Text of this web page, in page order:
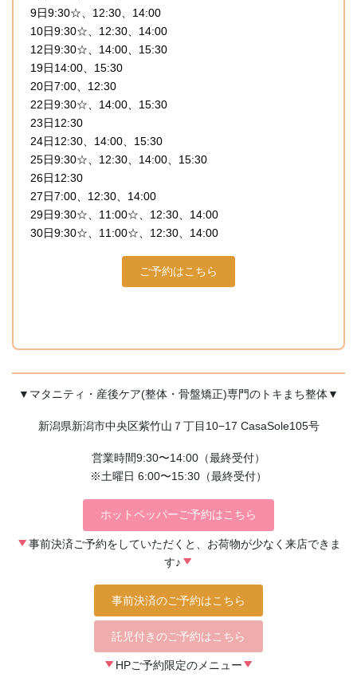
9日9:30☆、12:30、14:00
10日9:30☆、12:30、14:00
12日9:30☆、14:00、15:30
19日14:00、15:30
20日7:00、12:30
22日9:30☆、14:00、15:30
23日12:30
24日12:30、14:00、15:30
25日9:30☆、12:30、14:00、15:30
26日12:30
27日7:00、12:30、14:00
29日9:30☆、11:00☆、12:30、14:00
30日9:30☆、11:00☆、12:30、14:00
ご予約はこちら
▼マタニティ・産後ケア(整体・骨盤矯正)専門のトキまち整体▼
新潟県新潟市中央区紫竹山７丁目10−17 CasaSole105号
営業時間9:30〜14:00（最終受付）
※土曜日 6:00〜15:30（最終受付）
ホットペッパーご予約はこちら
事前決済ご予約をしていただくと、お荷物が少なく来店できま
す♪
事前決済のご予約はこちら
託児付きのご予約はこちら
HPご予約限定のメニュー